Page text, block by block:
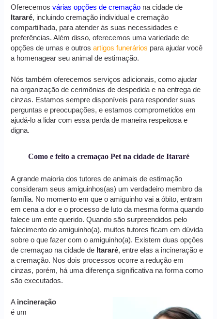
Oferecemosvárias opções de cremação na cidade de
Itararé, incluindo cremação individual e cremação
compartilhada, para atender às suas necessidades e
preferências. Além disso, oferecemos uma variedade de
opções de urnas e outrosartigos funerários para ajudar você
a homenagear seu animal de estimação.
Nós também oferecemos serviços adicionais, como ajudar
na organização de cerimônias de despedida e na entrega de
cinzas. Estamos sempre disponíveis para responder suas
perguntas e preocupações, e estamos comprometidos em
ajudá-lo a lidar com essa perda de maneira respeitosa e
digna.
Como e feito a cremaçao Pet na cidade de Itararé
A grande maioria dos tutores de animais de estimação
consideram seus amiguinhos(as) um verdadeiro membro da
família. No momento em que o amiguinho vai a óbito, entram
em cena a dor e o processo de luto da mesma forma quando
falece um ente querido. Quando são surpreendidos pelo
falecimento do amiguinho(a), muitos tutores ficam em dúvida
sobre o que fazer com o amiguinho(a). Existem duas opções
de cremaçao na cidade de Itararé, entre elas a incineração e
a cremação. Nos dois processos ocorre a redução em
cinzas, porém, há uma diferença significativa na forma como
são executados.
A incineração
é um